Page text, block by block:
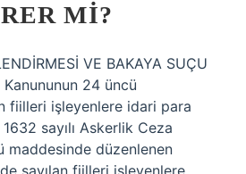
MI?
VE BAKAYA SUÇU
Kanununun 24 üncü
fiilleri işleyenlere idari para
sayılı Askerlik Ceza
maddesinde düzenlenen
sayılan fiilleri işleyenlere